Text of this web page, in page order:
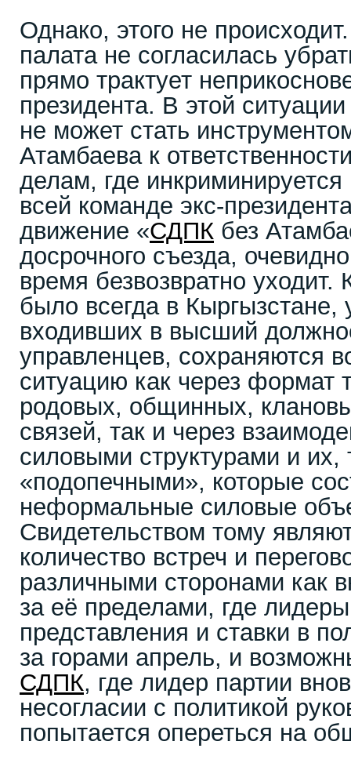
Однако, этого не
палата не согласилась
прямо трактует
президента. В этой
не может стать
Атамбаева к
делам, где инкриминируется
всей команде экс-
движение «СДПК без
досрочного съезда,
время безвозвратно уходит.
было всегда в Кыргызстане,
входивших в высший
управленцев, сохраняются
ситуацию как через формат
родовых, общинных,
связей, так и через
силовыми структурами и их,
«подопечными», которые
неформальные силовые
Свидетельством тому
количество встреч и
различными сторонами как
за её пределами, где
представления и ставки в
за горами апрель, и
СДПК, где лидер партии
несогласии с политикой
попытается опереться на